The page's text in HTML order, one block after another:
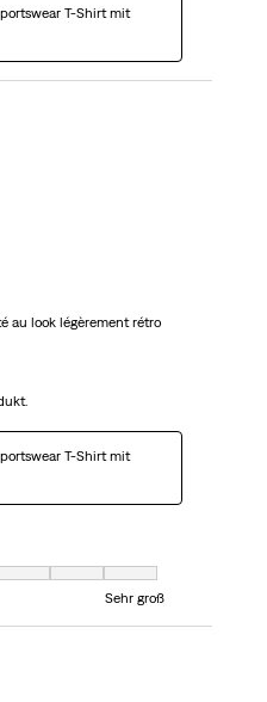
T-Shirt mit
au look légèrement rétro
T-Shirt mit
klein ist und 7 gleich Sehr groß ist
Sehr groß